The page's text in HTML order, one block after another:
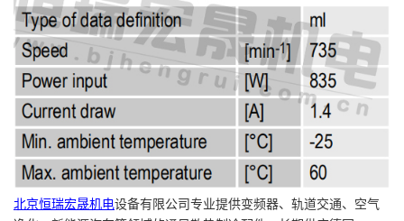
北京恒瑞宏晟机电设备有限公司专业提供变频器、轨道交通、空气